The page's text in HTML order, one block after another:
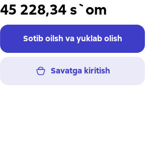
45 228,34 s`om
Sotib oilsh va yuklab olish
Savatga kiritish